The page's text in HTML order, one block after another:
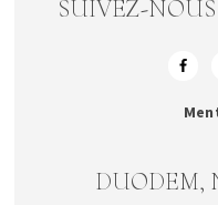
SUIVEZ-
DUODEM,